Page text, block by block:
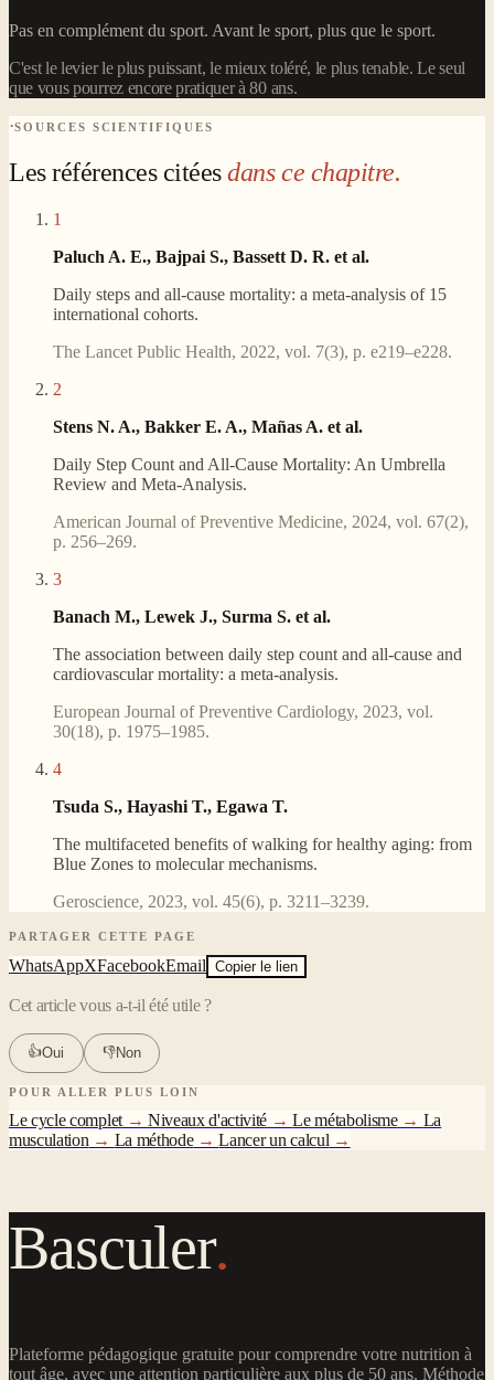
Pas en complément du sport. Avant le sport, plus que le sport.
C'est le levier le plus puissant, le mieux toléré, le plus tenable. Le seul
que vous pourrez encore pratiquer à 80 ans.
·SOURCES SCIENTIFIQUES
Les références citéesdans ce chapitre.
1
Paluch A. E., Bajpai S., Bassett D. R. et al.
Daily steps and all-cause mortality: a meta-analysis of 15
international cohorts.
The Lancet Public Health, 2022, vol. 7(3), p. e219–e228.
2
Stens N. A., Bakker E. A., Mañas A. et al.
Daily Step Count and All-Cause Mortality: An Umbrella
Review and Meta-Analysis.
American Journal of Preventive Medicine, 2024, vol. 67(2),
p. 256–269.
3
Banach M., Lewek J., Surma S. et al.
The association between daily step count and all-cause and
cardiovascular mortality: a meta-analysis.
European Journal of Preventive Cardiology, 2023, vol.
30(18), p. 1975–1985.
4
Tsuda S., Hayashi T., Egawa T.
The multifaceted benefits of walking for healthy aging: from
Blue Zones to molecular mechanisms.
Geroscience, 2023, vol. 45(6), p. 3211–3239.
PARTAGER CETTE PAGE
WhatsAppXFacebookEmail Copier le lien
Cet article vous a-t-il été utile ?
👍Oui 👎Non
POUR ALLER PLUS LOIN
Le cycle complet→ Niveaux d'activité →Le métabolisme→ La
musculation → La méthode→Lancer un calcul →
Basculer.
Plateforme pédagogique gratuite pour comprendre votre nutrition à
tout âge, avec une attention particulière aux plus de 50 ans. Méthode